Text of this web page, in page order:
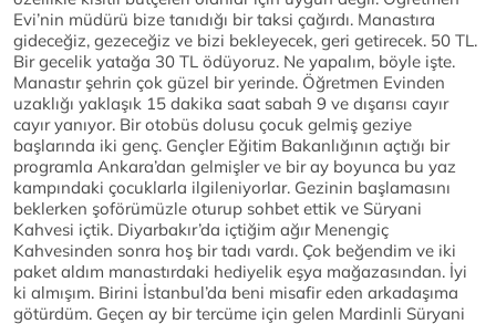
Evi’nin müdürü bize tanıdığı bir taksi çağırdı. Manastıra
gideceğiz, gezeceğiz ve bizi bekleyecek, geri getirecek. 50 TL.
Bir gecelik yatağa 30 TL ödüyoruz. Ne yapalım, böyle işte.
Manastır şehrin çok güzel bir yerinde. Öğretmen Evinden
uzaklığı yaklaşık 15 dakika saat sabah 9 ve dışarısı cayır
cayır yanıyor. Bir otobüs dolusu çocuk gelmiş geziye
başlarında iki genç. Gençler Eğitim Bakanlığının açtığı bir
programla Ankara’dan gelmişler ve bir ay boyunca bu yaz
kampındaki çocuklarla ilgileniyorlar. Gezinin başlamasını
beklerken şoförümüzle oturup sohbet ettik ve Süryani
Kahvesi içtik. Diyarbakır’da içtiğim ağır Menengiç
Kahvesinden sonra hoş bir tadı vardı. Çok beğendim ve iki
paket aldım manastırdaki hediyelik eşya mağazasından. İyi
ki almışım. Birini İstanbul’da beni misafir eden arkadaşıma
götürdüm. Geçen ay bir tercüme için gelen Mardinli Süryani